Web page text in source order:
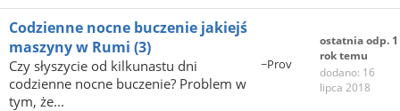
Codzienne nocne buczenie jakiejś
maszyny w Rumi (3)
Czy słyszycie od kilkunastu dni
codzienne nocne buczenie? Problem w
tym, że...
~Prov
ostatnia odp. 1
rok temu
dodano: 16
lipca 2018